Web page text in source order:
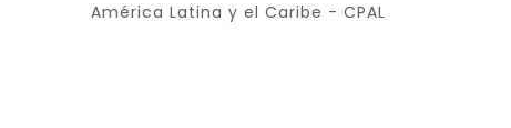
América Latina y el Caribe - CPAL